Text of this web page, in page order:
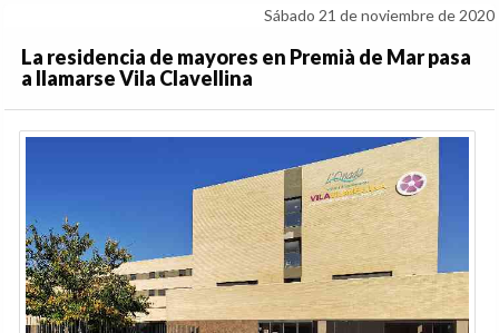
Sábado 21 de noviembre de 2020
La residencia de mayores en Premià de Mar pasa
a llamarse Vila Clavellina